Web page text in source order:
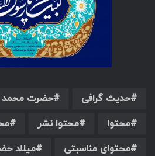
حدیث گرافی حضرت محمد
محتوا
محتوا نشر
محتوای مناسبتی
میلاد